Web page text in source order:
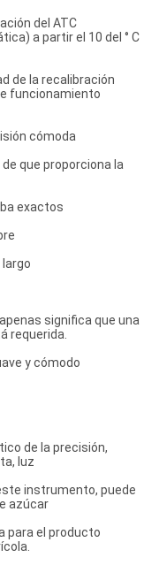
del ATC
a partir el 10 del ° C
de la recalibración
funcionamiento
cómoda
que proporciona la
exactos
significa que una
requerida.
y cómodo
de la precisión,
luz
instrumento, puede
azúcar
para el producto